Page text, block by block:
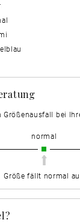
Größenausfall bei
normal
Größe fällt normal